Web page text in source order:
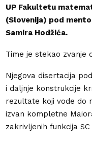
UP Fakultetu
(Slovenija) pod
Samira Hodžića.
Time je stekao zvanje
Njegova disertacija
i daljnje konstrukcije
rezultate koji vode do
izvan kompletne
zakrivljenih funkcija